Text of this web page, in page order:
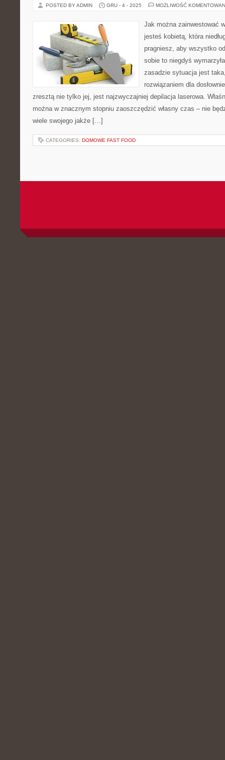
POSTED BY ADMIN GRU - 4 - 2025 MOŻLIWOŚĆ
Jak można zainwestować
jesteś kobietą, która
pragniesz, aby wszystko
sobie to niegdyś
zasadzie sytuacja jest
rozwiązaniem dla
zresztą nie tylko jej, jest najzwyczajniej depilacja laserowa.
można w znacznym stopniu zaoszczędzić własny czas – nie
wiele swojego jakże […]
CATEGORIES: DOMOWE FAST FOOD